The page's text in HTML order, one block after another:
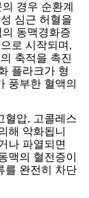
경우 순환계
심근 허혈을
동맥경화증
로 시작되며,
축적을 촉진
플라크가 형
풍부한 혈액의
혈압, 고콜레스
해 악화됩니
나 파열되면
맥의 혈전증이
를 완전히 차단